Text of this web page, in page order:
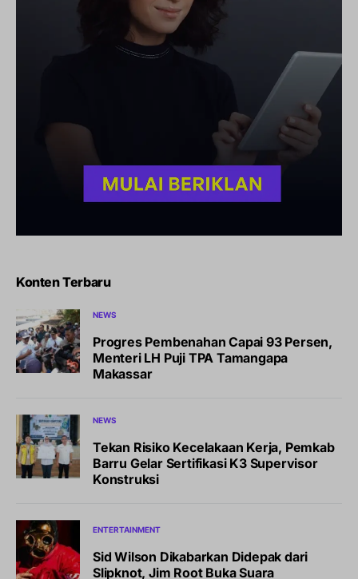
Konten Terbaru
NEWS
Progres Pembenahan Capai 93 Persen,
Menteri LH Puji TPA Tamangapa
Makassar
NEWS
Tekan Risiko Kecelakaan Kerja, Pemkab
Barru Gelar Sertifikasi K3 Supervisor
Konstruksi
ENTERTAINMENT
Sid Wilson Dikabarkan Didepak dari
Slipknot, Jim Root Buka Suara